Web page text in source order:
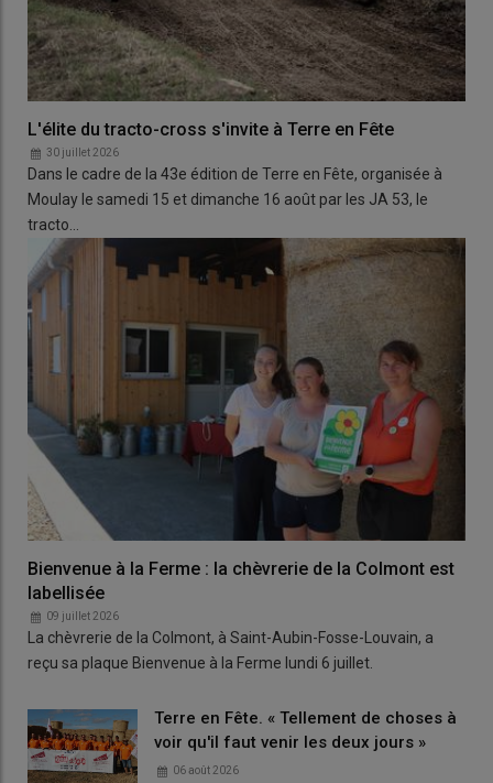
L'élite du tracto-cross s'invite à Terre en Fête
30 juillet 2026
Dans le cadre de la 43e édition de Terre en Fête, organisée à
Moulay le samedi 15 et dimanche 16 août par les JA 53, le
tracto…
Bienvenue à la Ferme : la chèvrerie de la Colmont est
labellisée
09 juillet 2026
La chèvrerie de la Colmont, à Saint-Aubin-Fosse-Louvain, a
reçu sa plaque Bienvenue à la Ferme lundi 6 juillet.
Terre en Fête. « Tellement de choses à
voir qu'il faut venir les deux jours »
06 août 2026